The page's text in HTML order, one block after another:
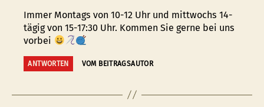
Immer Montags von 10-12 Uhr und mittwochs 14-
tägig von 15-17:30 Uhr. Kommen Sie gerne bei uns
vorbei
ANTWORTEN VOM BEITRAGSAUTOR